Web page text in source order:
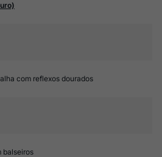
com reflexos dourados
balseiros